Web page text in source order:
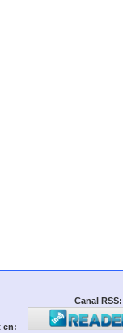
Canal RSS:
en: